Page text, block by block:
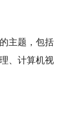
主题，包括
、计算机视